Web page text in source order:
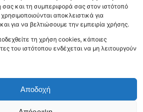
και τη συμπεριφορά σας στον ιστότοπό
αποκλειστικά για
για να βελτιώσουμε την εμπειρία χρήσης.
τη χρήση cookies, κάποιες
του ιστότοπου ενδέχεται να μη λειτουργούν
Αποδοχή
NEWSLETTER